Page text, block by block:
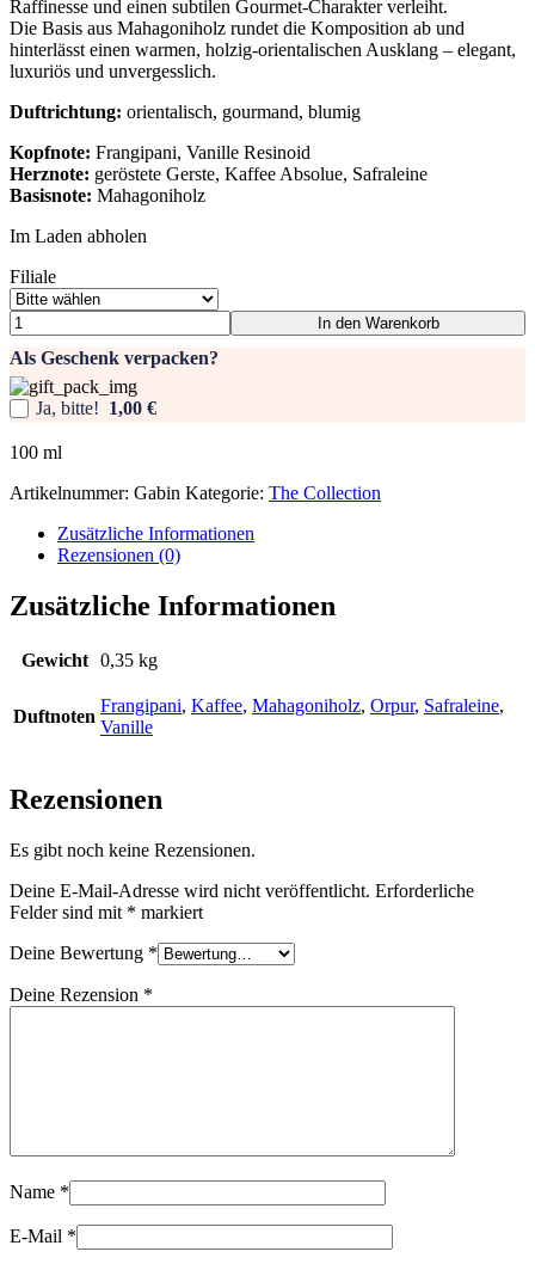
Raffinesse und einen subtilen Gourmet-Charakter verleiht.
Die Basis aus Mahagoniholz rundet die Komposition ab und
hinterlässt einen warmen, holzig-orientalischen Ausklang – elegant,
luxuriös und unvergesslich.
Duftrichtung: orientalisch, gourmand, blumig
Kopfnote: Frangipani, Vanille Resinoid
Herznote: geröstete Gerste, Kaffee Absolue, Safraleine
Basisnote: Mahagoniholz
Im Laden abholen
Filiale
Als Geschenk verpacken?
Ja, bitte! 1,00 €
The
Collection
-
Gabin
Menge
In den Warenkorb
100 ml
Artikelnummer: Gabin Kategorie: The Collection
Zusätzliche Informationen
Rezensionen (0)
Zusätzliche Informationen
Gewicht 0,35 kg
Duftnoten
Frangipani, Kaffee, Mahagoniholz, Orpur, Safraleine,
Vanille
Rezensionen
Es gibt noch keine Rezensionen.
Deine E-Mail-Adresse wird nicht veröffentlicht. Erforderliche
Felder sind mit * markiert
Deine Bewertung *
Deine Rezension *
Name *
E-Mail *